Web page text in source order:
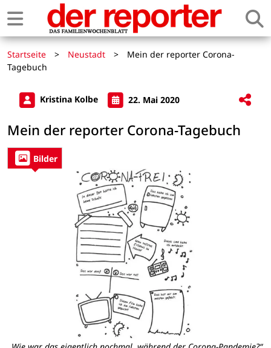
Startseite > Neustadt >
Mein der reporter Corona-
Tagebuch
Kristina Kolbe 22. Mai 2020
Mein der reporter Corona-Tagebuch
Bilder